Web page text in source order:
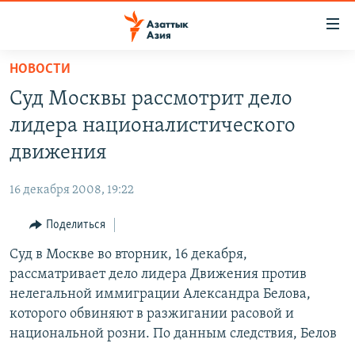
Вернуться
основному
содержанию
Вернутся
главной
навигации
Вернутся
поиску
ТАДЖИКИСТАН
НОВОСТИ
ВОЙНА В УКРАИНЕ
ҚАЗАҚША
КЫРГЫЗЧА
ЎЗБЕКЧА
ТОҶИКӢ
TÜRKMENÇE
Все сайты РСЕ/РС
НОВОСТИ
Суд Москвы рассмотрит дело
лидера националистического
движения
16 декабря 2008, 19:22
Поделиться
Суд в Москве во вторник, 16 декабря,
рассматривает дело лидера Движения против
нелегальной иммиграции Александра Белова,
которого обвиняют в разжигании расовой и
национальной розни. По данным следствия, Белов